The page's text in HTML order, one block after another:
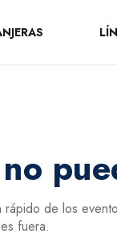
de los
fuera.